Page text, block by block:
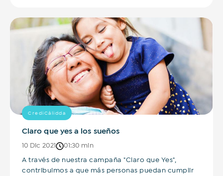
CrediCálidda
Claro que yes a los sueños
10 Dic 2021 01:30 min
A través de nuestra campaña "Claro que Yes",
contribuimos a que más personas puedan cumplir
Suscribirme